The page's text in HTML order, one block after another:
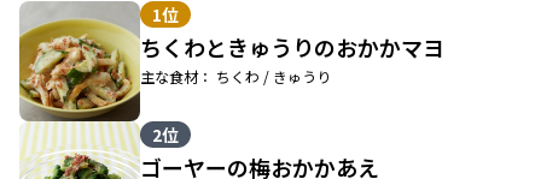
1位
ちくわときゅうりのおかかマヨ
主な食材： ちくわ / きゅうり
2位
ゴーヤーの梅おかかあえ